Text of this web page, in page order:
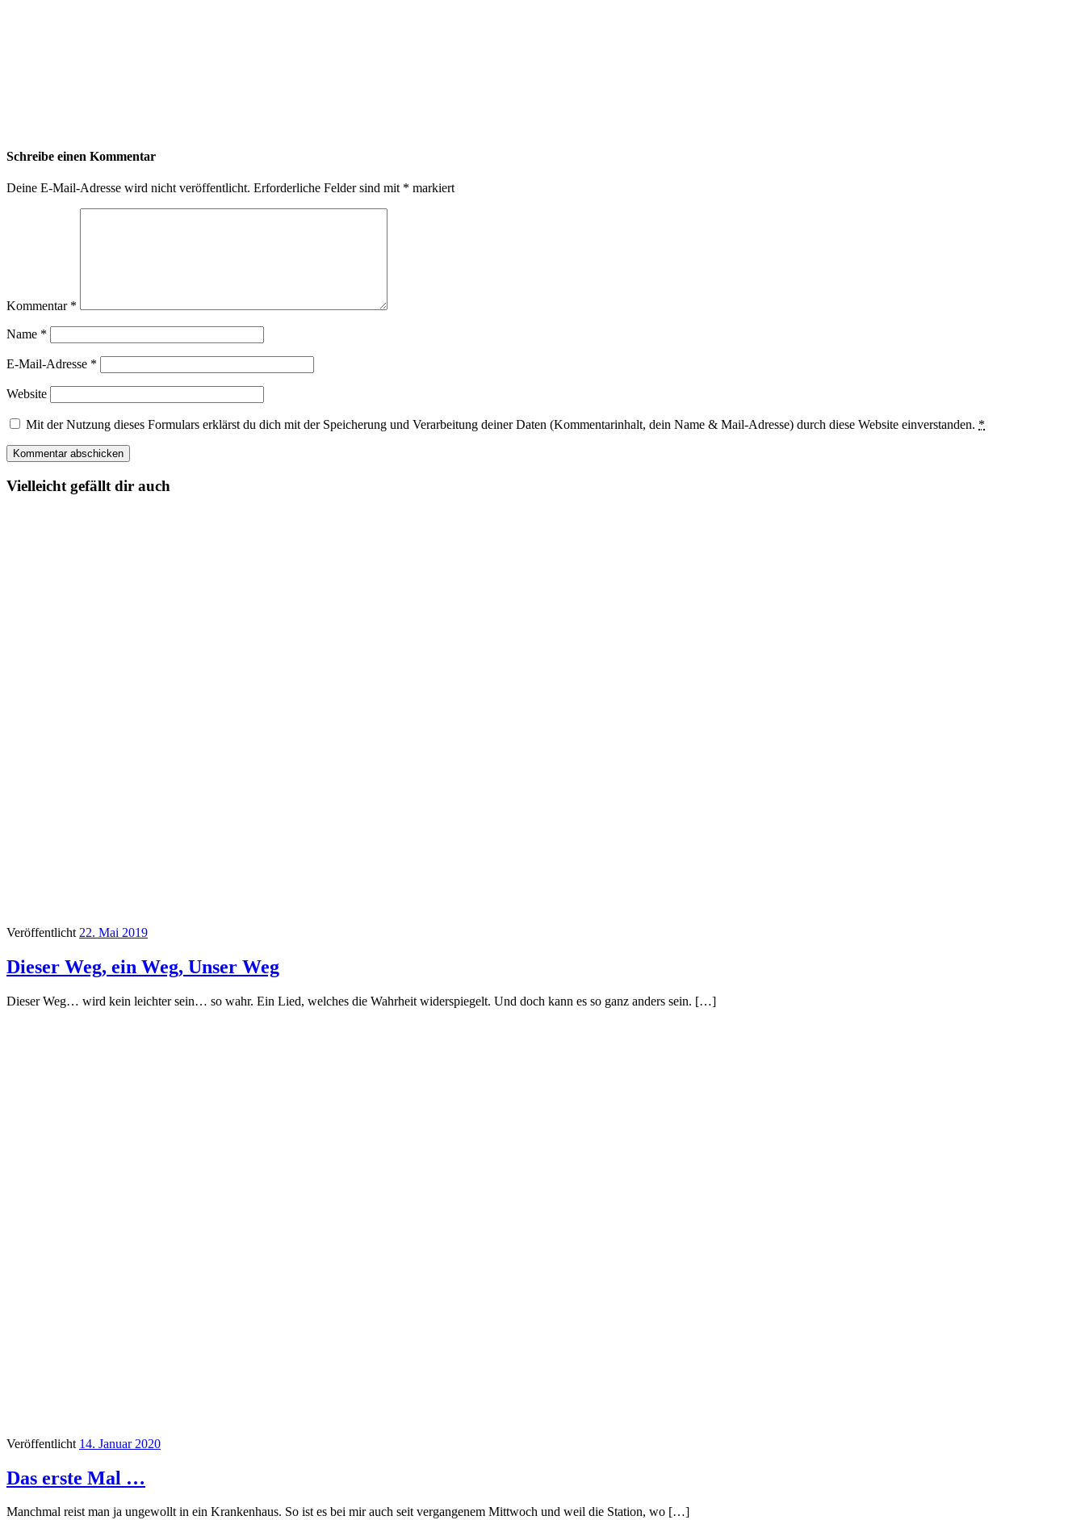
Schreibe einen Kommentar
Deine E-Mail-Adresse wird nicht veröffentlicht. Erforderliche Felder sind mit * markiert
Kommentar *
Name *
E-Mail-Adresse *
Website
Mit der Nutzung dieses Formulars erklärst du dich mit der Speicherung und Verarbeitung deiner Daten (Kommentarinhalt, dein Name & Mail-Adresse) durch diese Website einverstanden. *
Vielleicht gefällt dir auch
Veröffentlicht 22. Mai 2019
Dieser Weg, ein Weg, Unser Weg
Dieser Weg… wird kein leichter sein… so wahr. Ein Lied, welches die Wahrheit widerspiegelt. Und doch kann es so ganz anders sein. […]
Veröffentlicht 14. Januar 2020
Das erste Mal …
Manchmal reist man ja ungewollt in ein Krankenhaus. So ist es bei mir auch seit vergangenem Mittwoch und weil die Station, wo […]